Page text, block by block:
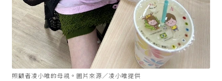
照顧者凌小唯的母親。圖片來源／凌小唯提供